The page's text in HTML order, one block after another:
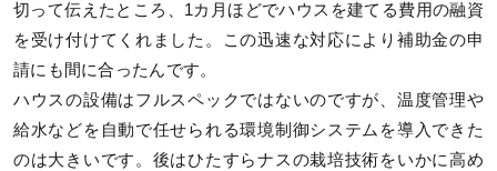
切って伝えたところ、1カ月ほどでハウスを建てる費用の融資
を受け付けてくれました。この迅速な対応により補助金の申
請にも間に合ったんです。
ハウスの設備はフルスペックではないのですが、温度管理や
給水などを自動で任せられる環境制御システムを導入できた
のは大きいです。後はひたすらナスの栽培技術をいかに高め